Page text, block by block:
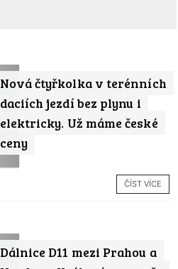
Nová čtyřkolka v terénních
daciích jezdí bez plynu i
elektricky. Už máme české
ceny
ČÍST VÍCE
Dálnice D11 mezi Prahou a